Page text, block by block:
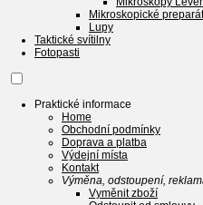
Mikroskopické
Lupy
Taktické svítilny
Fotopasti
Praktické informace
Home
Obchodní podmínky
Doprava a platba
Výdejní místa
Kontakt
Výměna, odstoupení,
Vyměnit zboží